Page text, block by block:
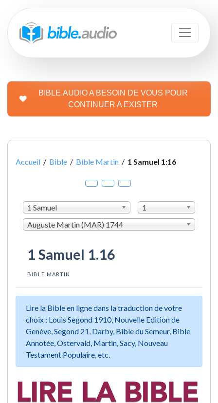
BIBLE.AUDIO A BESOIN DE VOUS POUR
CONTINUER A EXISTER
Accueil / Bible / Bible Martin / 1 Samuel 1:16
1 Samuel
1
Auguste Martin (MAR) 1744
1 Samuel 1.16
BIBLE MARTIN
Lire la Bible en ligne dans la traduction de votre
choix : Louis Segond 1910, Nouvelle Edition de
Genève, Segond 21, Darby, Bible du Semeur, Bible
Annotée, Ostervald, Martin, Sacy, Nouveau
Testament Populaire, etc.